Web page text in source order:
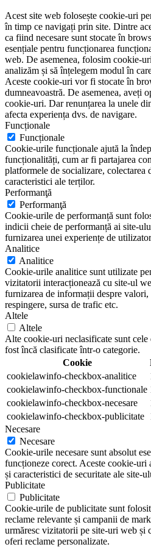
Acest site web folosește cookie-uri
în timp ce navigați prin site. Dintre
ca fiind necesare sunt stocate în
esențiale pentru funcționarea
web. De asemenea, folosim cookie-
analizăm și să înțelegem modul în
Aceste cookie-uri vor fi stocate în
dumneavoastră. De asemenea, aveți
cookie-uri. Dar renunțarea la unele
afecta experiența dvs. de navigare.
Funcționale
Funcționale
Cookie-urile funcționale ajută la
funcționalități, cum ar fi partajarea
platformele de socializare, colectarea
caracteristici ale terților.
Performanţă
Performanţă
Cookie-urile de performanță sunt
indicii cheie de performanță ai site-
furnizarea unei experiențe de
Analitice
Analitice
Cookie-urile analitice sunt utilizate
vizitatorii interacționează cu site-ul
furnizarea de informații despre
respingere, sursa de trafic etc.
Altele
Altele
Alte cookie-uri neclasificate sunt cele
fost încă clasificate într-o categorie.
Cookie
cookielawinfo-checkbox-analitice
cookielawinfo-checkbox-functionale
cookielawinfo-checkbox-necesare
cookielawinfo-checkbox-publicitate
Necesare
Necesare
Cookie-urile necesare sunt absolut
funcționeze corect. Aceste cookie-uri
și caracteristici de securitate ale site-
Publicitate
Publicitate
Cookie-urile de publicitate sunt
reclame relevante și campanii de
urmăresc vizitatorii pe site-uri web și
oferi reclame personalizate.